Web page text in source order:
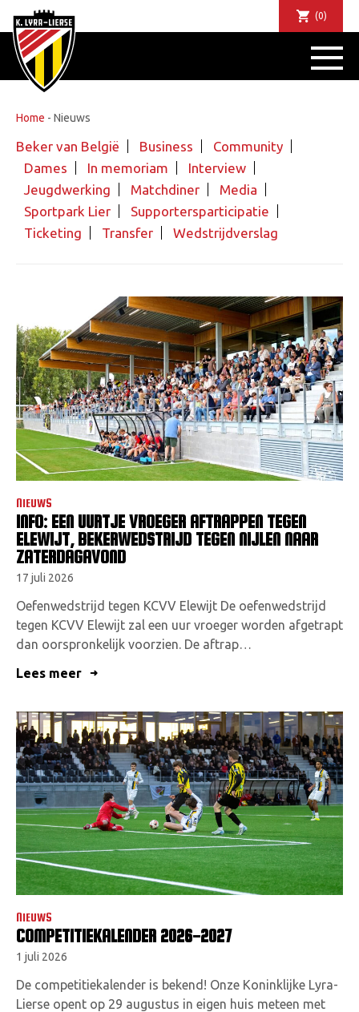
(0)
Home - Nieuws
Beker van België Business
Community
Dames
In memoriam
Interview
Jeugdwerking
Matchdiner
Media
Sportpark Lier
Supportersparticipatie
Ticketing
Transfer Wedstrijdverslag
NIEUWS
INFO: EEN UURTJE VROEGER AFTRAPPEN TEGEN
ELEWIJT, BEKERWEDSTRIJD TEGEN NIJLEN NAAR
ZATERDAGAVOND
17 juli 2026
Oefenwedstrijd tegen KCVV Elewijt De oefenwedstrijd
tegen KCVV Elewijt zal een uur vroeger worden afgetrapt
dan oorspronkelijk voorzien. De aftrap…
Lees meer
NIEUWS
COMPETITIEKALENDER 2026-2027
1 juli 2026
De competitiekalender is bekend! Onze Koninklijke Lyra-
Lierse opent op 29 augustus in eigen huis meteen met
NIEUWS
DE CLUB
TICKETS
ABONNEMENTEN
COMMUNITY
CLUBAPP
FANSHOP
FAQ
VACATURES
CONTACTEER ONS